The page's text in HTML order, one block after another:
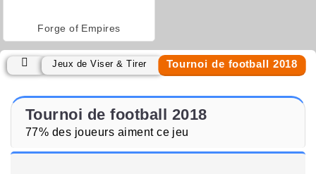
Forge of Empires
Jeux de Viser & Tirer Tournoi de football 2018
Tournoi de football 2018
77% des joueurs aiment ce jeu